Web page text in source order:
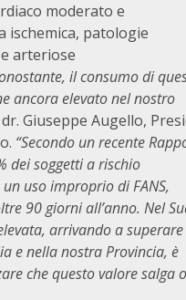
moderato e
ischemica, patologie
arteriose
il consumo di
ancora elevato nel nostro
Giuseppe Augello,
“Secondo un recente
dei soggetti a rischio
uso improprio di FANS,
90 giorni all’anno. Nel
arrivando a
e nella nostra Provincia, è
che questo valore salga